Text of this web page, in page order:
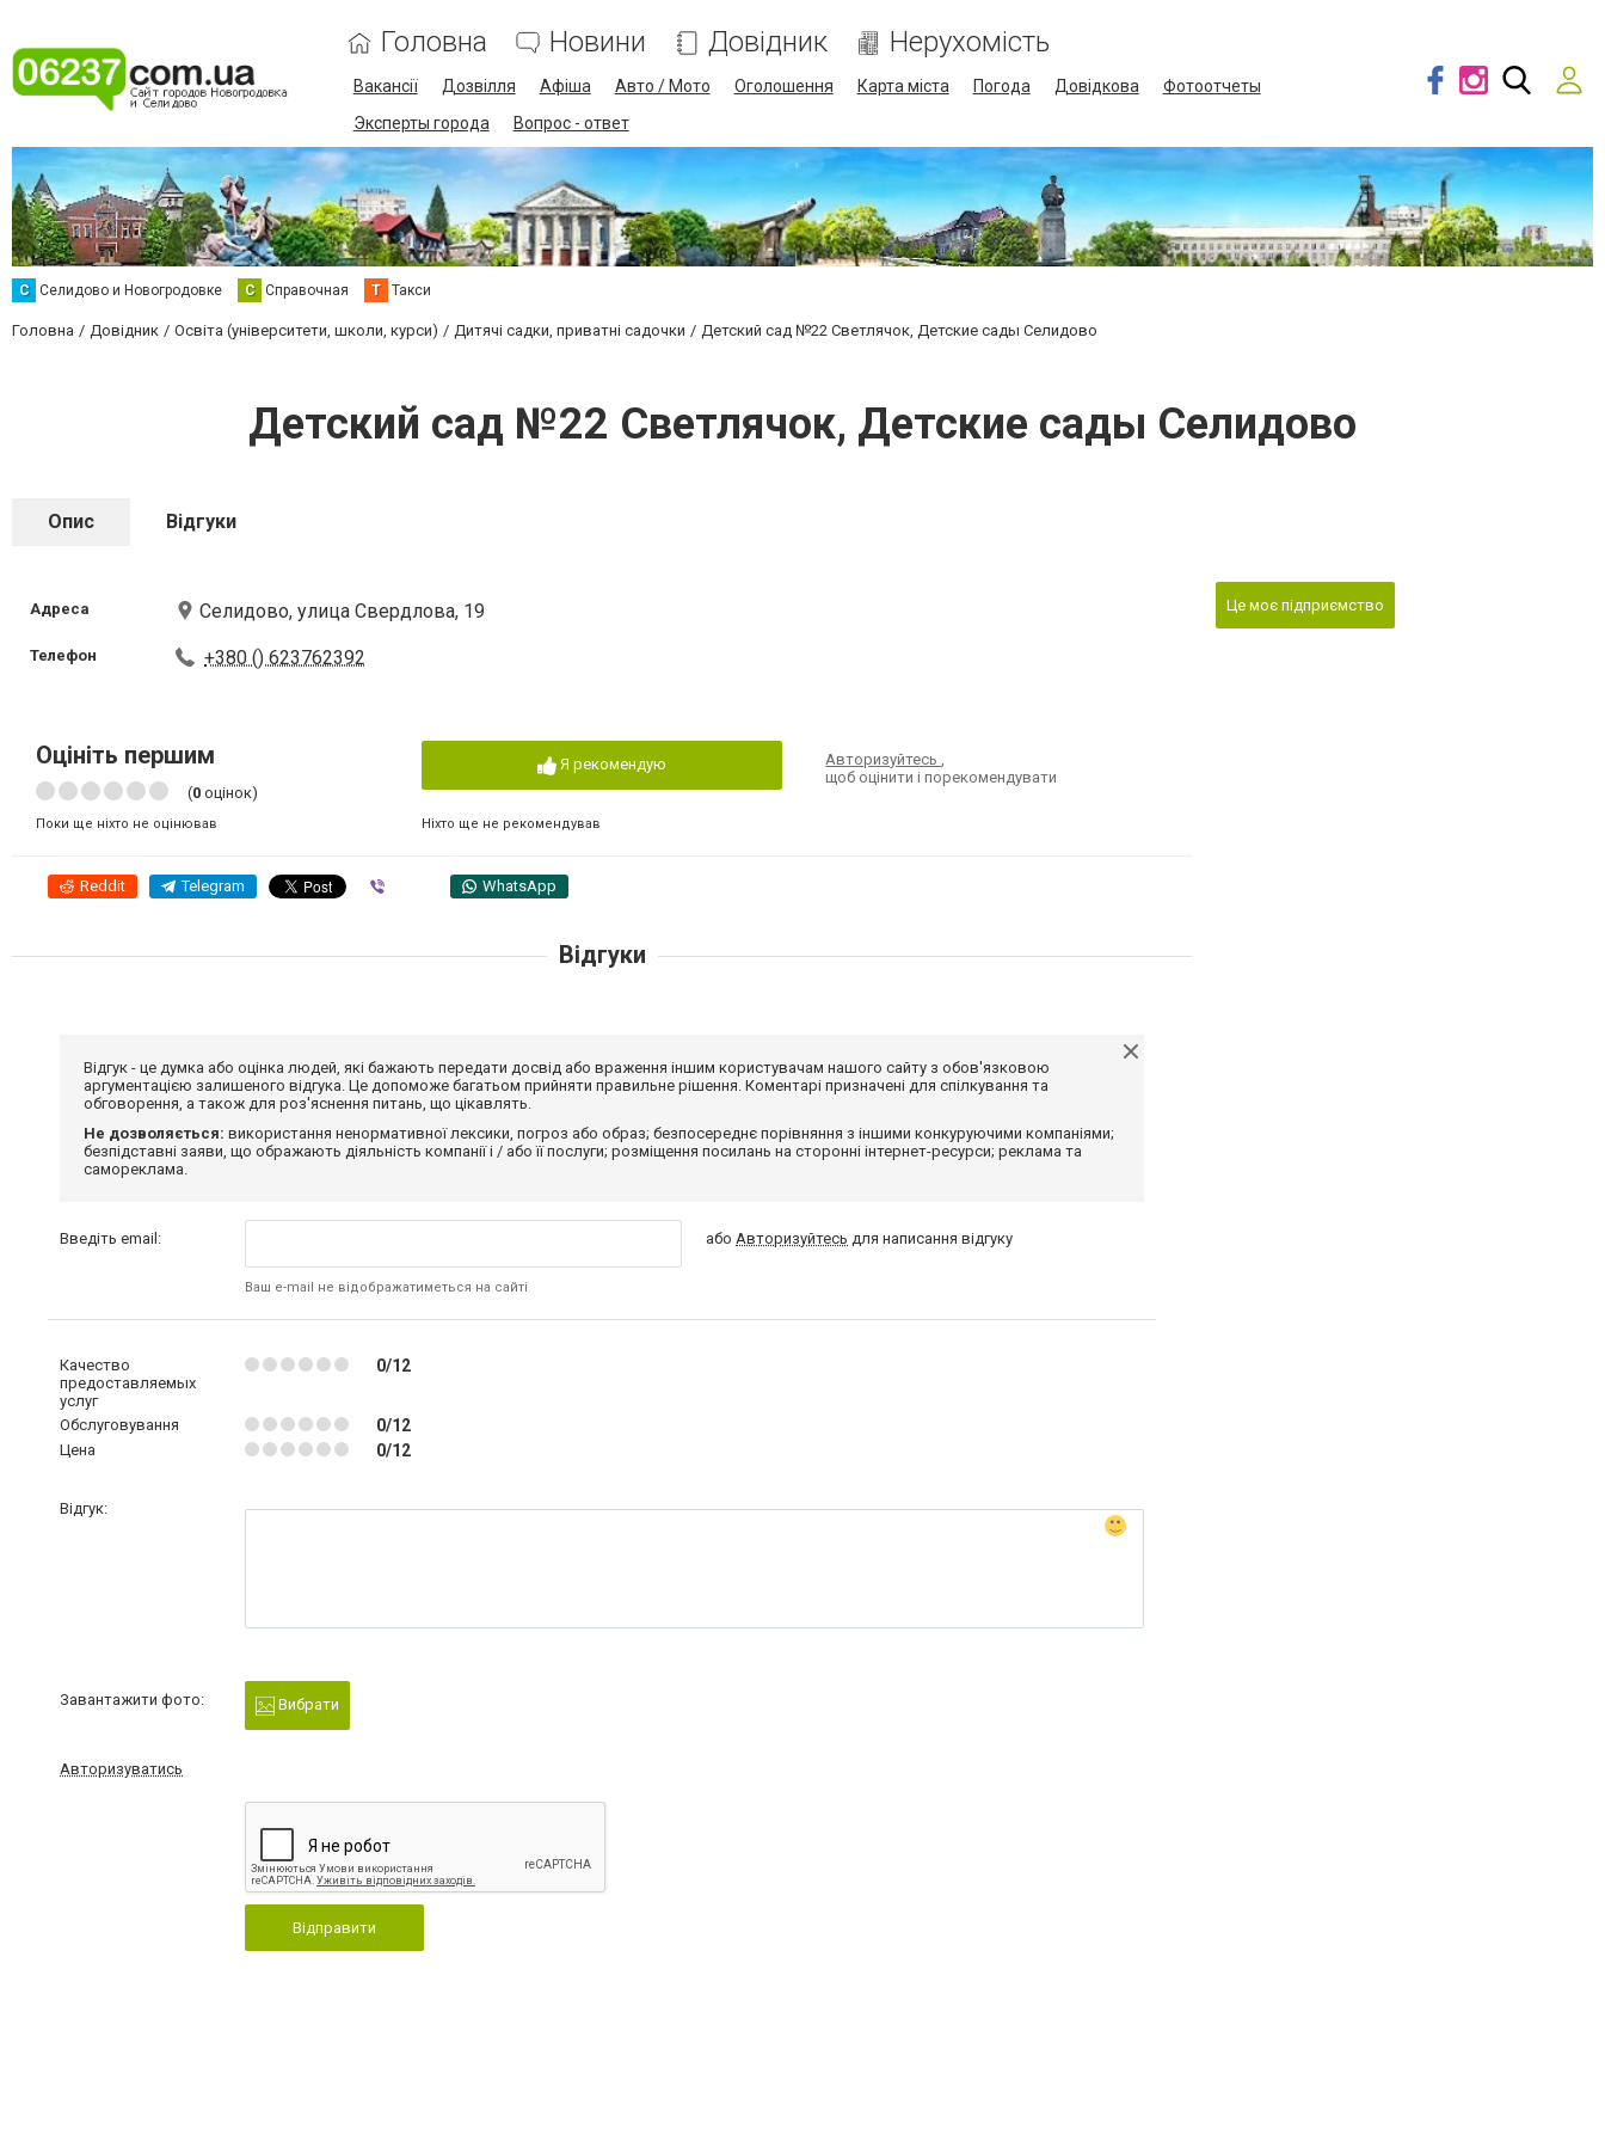
Головна Новини Довідник Нерухомість
Вакансії Дозвілля Афіша Авто / Мото Оголошення Карта міста Погода Довідкова
Фотоотчеты
Эксперты города
Вопрос - ответ
С Селидово и Новогродовке С Справочная Т Такси
Головна Довідник Освіта (університети, школи, курси) Дитячі садки, приватні садочки Детский сад №22 Светлячок, Детские сады Селидово
Детский сад №22 Светлячок, Детские сады Селидово
Опис Відгуки
Адреса Селидово, улица Свердлова, 19
Телефон +380 () 623762392
Оцініть першим
(0 оцінок)
Поки ще ніхто не оцінював
Я рекомендую
Ніхто ще не рекомендував
Авторизуйтесь,
щоб оцінити і порекомендувати
Reddit Telegram WhatsApp
Це моє підприємство
Відгуки
Відгук - це думка або оцінка людей, які бажають передати досвід або враження іншим користувачам нашого сайту з обов'язковою
аргументацією залишеного відгука. Це допоможе багатьом прийняти правильне рішення. Коментарі призначені для спілкування та
обговорення, а також для роз'яснення питань, що цікавлять.
Не дозволяється: використання ненормативної лексики, погроз або образ; безпосереднє порівняння з іншими конкуруючими компаніями;
безпідставні заяви, що ображають діяльність компанії і / або її послуги; розміщення посилань на сторонні інтернет-ресурси; реклама та
самореклама.
Введіть email:
Ваш e-mail не відображатиметься на сайті
абоАвторизуйтесь для написання відгуку
Качество
предоставляемых
услуг
0/12
Обслуговування 0/12
Цена 0/12
Відгук:
Завантажити фото: Вибрати
Авторизуватись
Відправити